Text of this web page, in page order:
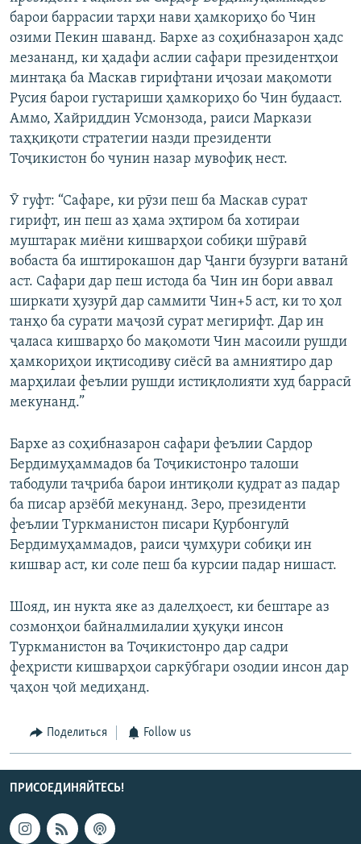
барои баррасии тарҳи нави ҳамкориҳо бо Чин
озими Пекин шаванд. Бархе аз соҳибназарон ҳадс
мезананд, ки ҳадафи аслии сафари президентҳои
минтақа ба Маскав гирифтани иҷозаи мақомоти
Русия барои густариши ҳамкориҳо бо Чин будааст.
Аммо, Хайриддин Усмонзода, раиси Маркази
таҳқиқоти стратегии назди президенти
Тоҷикистон бо чунин назар мувофиқ нест.
Ӯ гуфт: “Сафаре, ки рӯзи пеш ба Маскав сурат
гирифт, ин пеш аз ҳама эҳтиром ба хотираи
муштарак миёни кишварҳои собиқи шӯравӣ
вобаста ба иштирокашон дар Ҷанги бузурги ватанӣ
аст. Сафари дар пеш истода ба Чин ин бори аввал
ширкати ҳузурӣ дар саммити Чин+5 аст, ки то ҳол
танҳо ба сурати маҷозӣ сурат мегирифт. Дар ин
ҷаласа кишварҳо бо мақомоти Чин масоили рушди
ҳамкориҳои иқтисодиву сиёсӣ ва амниятиро дар
марҳилаи феълии рушди истиқлолияти худ баррасӣ
мекунанд.”
Бархе аз соҳибназарон сафари феълии Сардор
Бердимуҳаммадов ба Тоҷикистонро талоши
табодули таҷриба барои интиқоли қудрат аз падар
ба писар арзёбӣ мекунанд. Зеро, президенти
феълии Туркманистон писари Қурбонгулӣ
Бердимуҳаммадов, раиси ҷумҳури собиқи ин
кишвар аст, ки соле пеш ба курсии падар нишаст.
Шояд, ин нукта яке аз далелҳоест, ки бештаре аз
созмонҳои байналмилалии ҳуқуқи инсон
Туркманистон ва Тоҷикистонро дар садри
феҳристи кишварҳои саркӯбгари озодии инсон дар
ҷаҳон ҷой медиҳанд.
Поделиться Follow us
ПРИСОЕДИНЯЙТЕСЬ!